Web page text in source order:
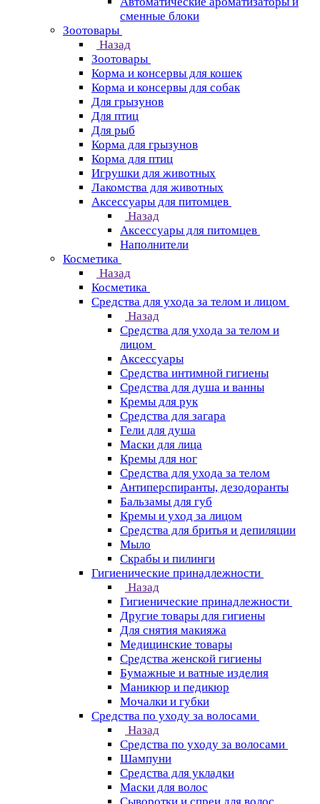
сменные блоки
Зоотовары
Назад
Зоотовары
Корма и консервы для кошек
Корма и консервы для собак
Для грызунов
Для птиц
Для рыб
Корма для грызунов
Корма для птиц
Игрушки для животных
Лакомства для животных
Аксессуары для питомцев
Назад
Аксессуары для питомцев
Наполнители
Косметика
Назад
Косметика
Средства для ухода за телом и лицом
Назад
Средства для ухода за телом и
лицом
Аксессуары
Средства интимной гигиены
Средства для душа и ванны
Кремы для рук
Средства для загара
Гели для душа
Маски для лица
Кремы для ног
Средства для ухода за телом
Антиперспиранты, дезодоранты
Бальзамы для губ
Кремы и уход за лицом
Средства для бритья и депиляции
Мыло
Скрабы и пилинги
Гигиенические принадлежности
Назад
Гигиенические принадлежности
Другие товары для гигиены
Для снятия макияжа
Медицинские товары
Средства женской гигиены
Бумажные и ватные изделия
Маникюр и педикюр
Мочалки и губки
Средства по уходу за волосами
Назад
Средства по уходу за волосами
Шампуни
Средства для укладки
Маски для волос